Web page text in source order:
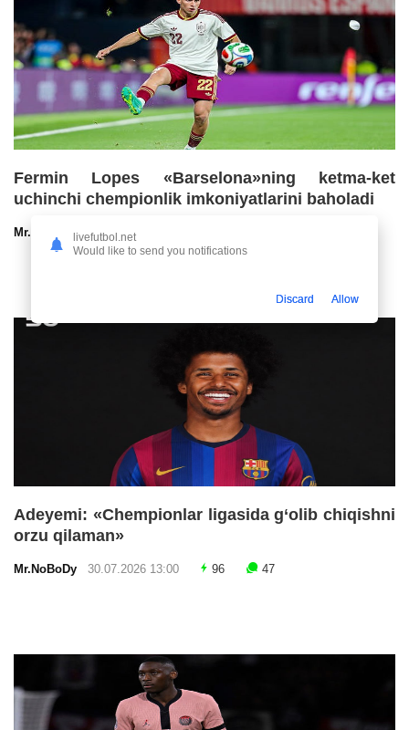
Fermin Lopes «Barselona»ning ketma-ket
uchinchi chempionlik imkoniyatlarini baholadi
Mr.NoBoDy30.07.2026 13:00
Adeyemi: «Chempionlar ligasida g‘olib chiqishni
orzu qilaman»
Mr.NoBoDy 30.07.2026 13:00 96 47
livefutbol.net
Would like to send you notifications
Discard Allow